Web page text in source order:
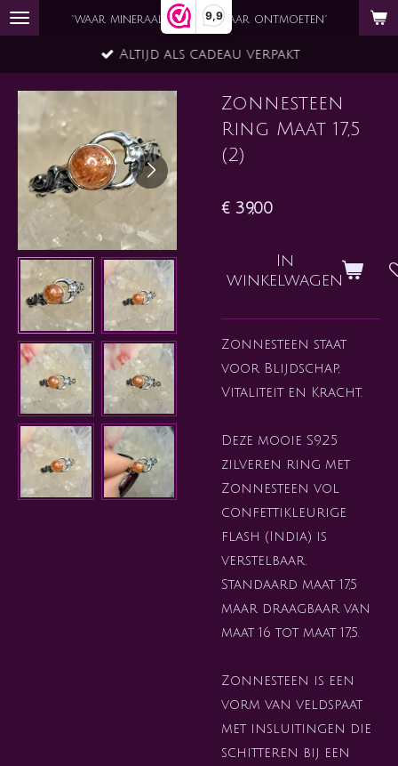
9,9
Ga
de
hoofdinhoud
`waar mineraal en ziel elkaar ontmoeten´
Altijd als cadeau verpakt
Zonnesteen
Ring Maat 17,5
(2)
€ 39,00
In
winkelwagen
Zonnesteen staat
voor Blijdschap,
Vitaliteit en Kracht.
Deze mooie S925
zilveren ring met
Zonnesteen vol
confettikleurige
flash (India) is
verstelbaar.
Standaard maat 17,5
maar draagbaar van
maat 16 tot maat 17,5.
Zonnesteen is een
vorm van veldspaat
met insluitingen die
schitteren bij een